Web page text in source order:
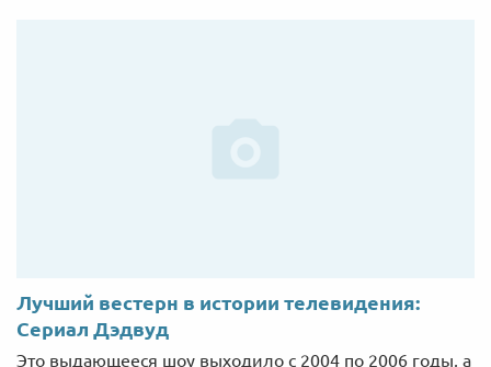
Лучший вестерн в истории телевидения:
Сериал Дэдвуд
Это выдающееся шоу выходило с 2004 по 2006 годы, а